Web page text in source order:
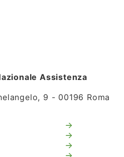
Assistenza
9 - 00196 Roma